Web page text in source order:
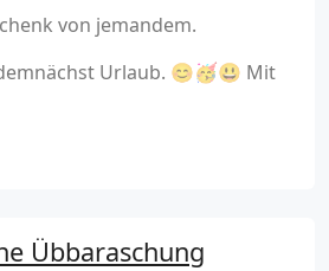
von jemandem.
Urlaub. 😊🥳😃 Mit
Übbaraschung